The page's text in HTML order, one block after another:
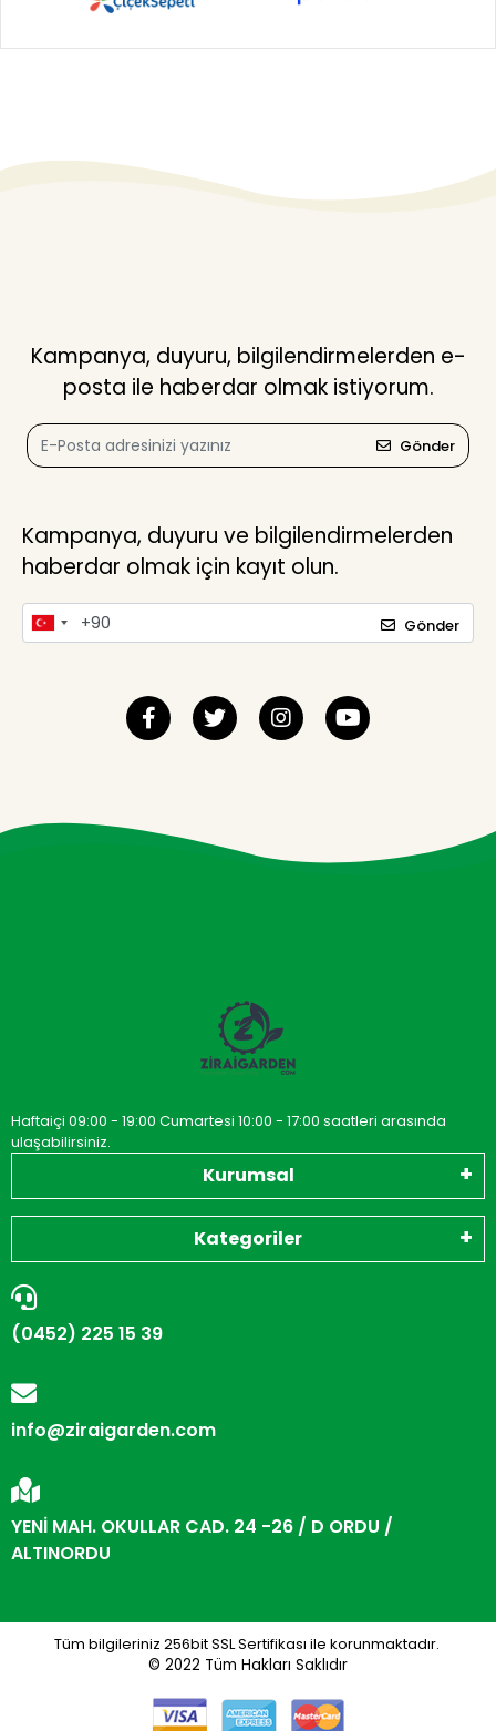
Kampanya, duyuru, bilgilendirmelerden e-
posta ile haberdar olmak istiyorum.
Gönder
Kampanya, duyuru ve bilgilendirmelerden
haberdar olmak için kayıt olun.
Gönder
Haftaiçi 09:00 - 19:00 Cumartesi 10:00 - 17:00 saatleri arasında
ulaşabilirsiniz.
Kurumsal
Kategoriler
(0452) 225 15 39
info@ziraigarden.com
YENİ MAH. OKULLAR CAD. 24 -26 / D ORDU /
ALTINORDU
Tüm bilgileriniz 256bit SSL Sertifikası ile korunmaktadır.
© 2022 Tüm Hakları Saklıdır